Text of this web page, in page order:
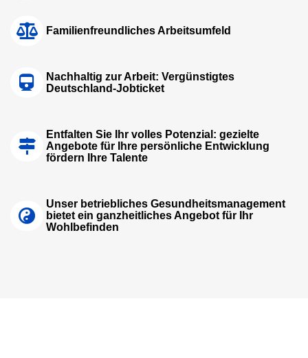
Familienfreundliches Arbeitsumfeld
Nachhaltig zur Arbeit: Vergünstigtes
Deutschland-Jobticket
Entfalten Sie Ihr volles Potenzial: gezielte
Angebote für Ihre persönliche Entwicklung
fördern Ihre Talente
Unser betriebliches Gesundheitsmanagement
bietet ein ganzheitliches Angebot für Ihr
Wohlbefinden